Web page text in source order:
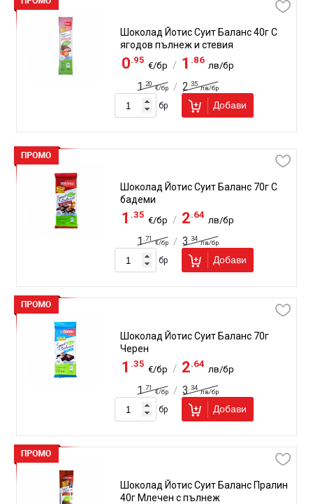
Шоколад Йотис Суит Баланс 40г С
ягодов пълнеж и стевия
0.95
€/бр / 1 .86
лв/бр
1 .20
€/бр / 2 .35
лв/бр
бр Добави
Шоколад Йотис Суит Баланс 70г С
бадеми
1 .35
€/бр / 2.64
лв/бр
1 .71
€/бр / 3 .34
лв/бр
бр Добави
Шоколад Йотис Суит Баланс 70г
Черен
1 .35
€/бр / 2.64
лв/бр
1 .71
€/бр / 3 .34
лв/бр
бр Добави
Шоколад Йотис Суит Баланс Пралин
40г Млечен с пълнеж